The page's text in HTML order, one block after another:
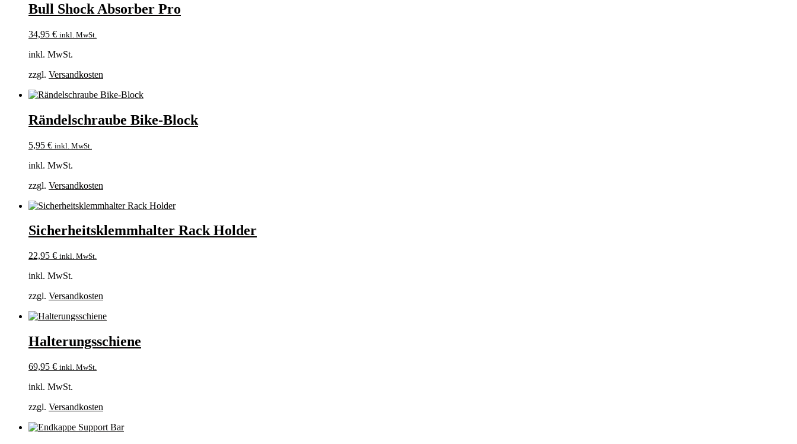
Bull Shock Absorber Pro
34,95 € inkl. MwSt.
inkl. MwSt.
zzgl. Versandkosten
Rändelschraube Bike-Block
5,95 € inkl. MwSt.
inkl. MwSt.
zzgl. Versandkosten
Sicherheitsklemmhalter Rack Holder
22,95 € inkl. MwSt.
inkl. MwSt.
zzgl. Versandkosten
Halterungsschiene
69,95 € inkl. MwSt.
inkl. MwSt.
zzgl. Versandkosten